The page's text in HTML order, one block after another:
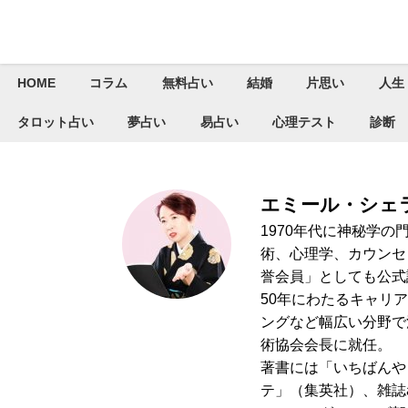
HOME コラム 無料占い 結婚 片思い 人
タロット占い 夢占い 易占い 心理テスト 診断
エミール・シェ
1970年代に神秘学の
術、心理学、カウン
誉会員」としても公
50年にわたるキャリ
ングなど幅広い分野
術協会会長に就任。
著書には「いちばん
テ」（集英社）、雑